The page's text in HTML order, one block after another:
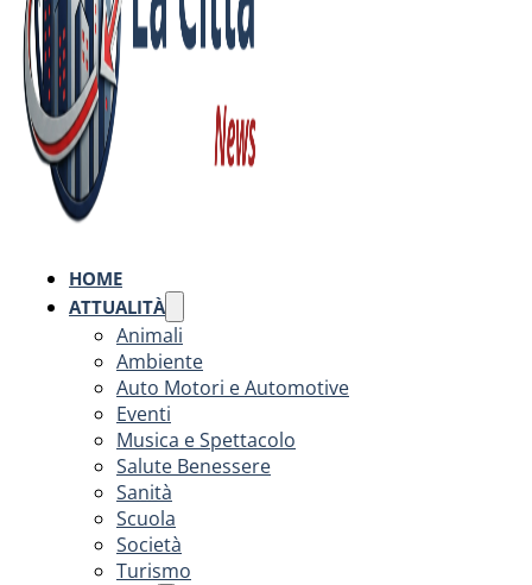
HOME
ATTUALITÀ
Animali
Ambiente
Auto Motori e Automotive
Eventi
Musica e Spettacolo
Salute Benessere
Sanità
Scuola
Società
Turismo